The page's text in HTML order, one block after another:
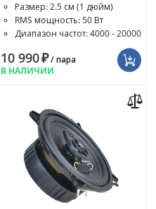
Размер: 2.5 см (1 дюйм)
RMS мощность: 50 Вт
Диапазон частот: 4000 - 20000
10 990₽/ пара
В НАЛИЧИИ